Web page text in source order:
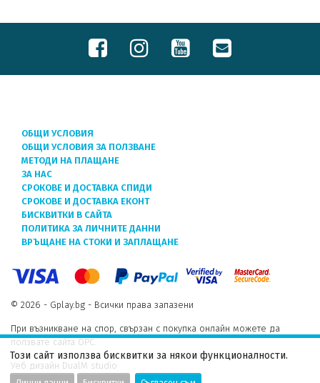
ОБЩИ УСЛОВИЯ
ОБЩИ УСЛОВИЯ ЗА ПОЛЗВАНЕ
МЕТОДИ НА ПЛАЩАНЕ
ЗА НАС
СРОКОВЕ И ДОСТАВКА СПИДИ
СРОКОВЕ И ДОСТАВКА ЕКОНТ
БИСКВИТКИ В САЙТА
ПОЛИТИКА ЗА ЛИЧНИТЕ ДАННИ
ВРЪЩАНЕ НА СТОКИ И ЗАПЛАЩАНЕ
© 2026 - Gplay.bg - Всички права запазени
При възникване на спор, свързан с покупка онлайн можете да
ползвате сайта ОРС.
Уеб дизайн DualM studio
Този сайт използва бисквитки за някои функционалности.